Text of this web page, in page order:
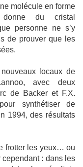
molécule en forme
du cristal
personne ne s’y
de prouver que les
locaux de
avec deux
de Backer et F.X.
synthétiser de
1994, des résultats
frotter les yeux… ou
cependant : dans les